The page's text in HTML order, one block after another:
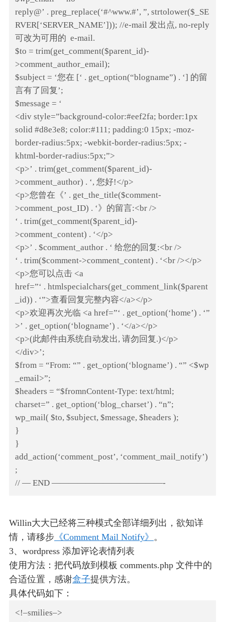
reply@’ . preg_replace(‘#^www.#’, ”, strtolower($_SE
RVER[‘SERVER_NAME’])); //e-mail 发出点, no-reply
可改为可用的 e-mail.
$to = trim(get_comment($parent_id)-
>comment_author_email);
$subject = ‘您在 [‘ . get_option(“blogname”) . ‘] 的留
言有了回复’;
$message = ‘
<div style=”background-color:#eef2fa; border:1px
solid #d8e3e8; color:#111; padding:0 15px; -moz-
border-radius:5px; -webkit-border-radius:5px; -
khtml-border-radius:5px;”>
<p>’ . trim(get_comment($parent_id)-
>comment_author) . ‘, 您好!</p>
<p>您曾在《’ . get_the_title($comment-
>comment_post_ID) . ‘》的留言:<br />
‘ . trim(get_comment($parent_id)-
>comment_content) . ‘</p>
<p>’ . $comment_author . ‘ 给您的回复:<br />
‘ . trim($comment->comment_content) . ‘<br /></p>
<p>您可以点击 <a
href=”‘ . htmlspecialchars(get_comment_link($parent
_id)) . ‘”>查看回复完整内容</a></p>
<p>欢迎再次光临 <a href=”‘ . get_option(‘home’) . ‘”
>’ . get_option(‘blogname’) . ‘</a></p>
<p>(此邮件由系统自动发出, 请勿回复.)</p>
</div>’;
$from = “From: “” . get_option(‘blogname’) . “” <$wp
_email>”;
$headers = “$fromnContent-Type: text/html;
charset=” . get_option(‘blog_charset’) . “n”;
wp_mail( $to, $subject, $message, $headers );
}
}
add_action(‘comment_post’, ‘comment_mail_notify’)
;
// — END —————————————-
Willin大大已经将三种模式全部详细列出，欲知详
情，请移步 《Comment Mail Notify》 。
3、wordpress 添加评论表情列表
使用方法：把代码放到模板 comments.php 文件中的
合适位置，感谢盒子提供方法。
具体代码如下：
<!–smilies–>